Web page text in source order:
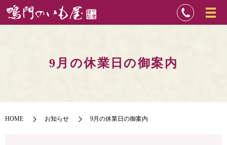
9月の休業日の御案内
HOME お知らせ 9月の休業日の御案内